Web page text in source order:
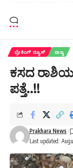
ಬ್ರೇಕಿಂಗ್ ನ್ಯೂಸ್ ರಾಜ್ಯ
ಕಸದ
ಪತ್ತೆ..!!
Last updated:
Prakhara News